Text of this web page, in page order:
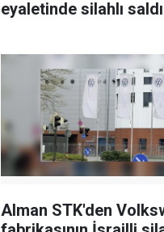
eyaletinde silahlı
Alman STK'den